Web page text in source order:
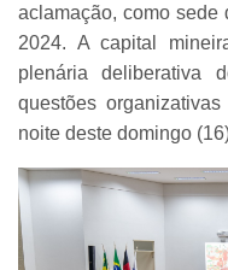
aclamação, como sede
2024. A capital
plenária deliberativa
questões
noite deste domingo